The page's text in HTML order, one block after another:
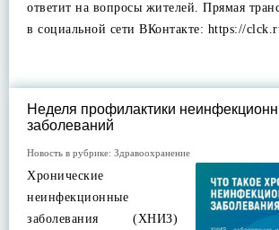
ответит на вопросы жителей. Прямая
в социальной сети ВКонтакте: https://
Неделя профилактики
заболеваний
Новость в рубрике: Здравоохранение
Хронические
неинфекционные
заболевания (ХНИЗ)